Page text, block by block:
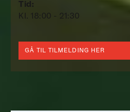
Tid:
Kl. 18:00 - 21:30
GÅ TIL TILMELDING HER